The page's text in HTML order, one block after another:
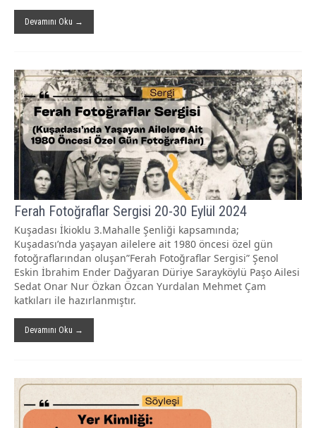
Devamını Oku →
Ferah Fotoğraflar Sergisi 20-30 Eylül 2024
Kuşadası İkioklu 3.Mahalle Şenliği kapsamında;
Kuşadası’nda yaşayan ailelere ait 1980 öncesi özel gün
fotoğraflarından oluşan”Ferah Fotoğraflar Sergisi” Şenol
Eskin İbrahim Ender Dağyaran Düriye Sarayköylü Paşo Ailesi
Sedat Onar Nur Özkan Özcan Yurdalan Mehmet Çam
katkıları ile hazırlanmıştır.
Devamını Oku →